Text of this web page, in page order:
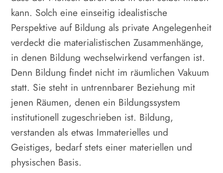
kann. Solch eine einseitig idealistische
Perspektive auf Bildung als private Angelegenheit
verdeckt die materialistischen Zusammenhänge,
in denen Bildung wechselwirkend verfangen ist.
Denn Bildung findet nicht im räumlichen Vakuum
statt. Sie steht in untrennbarer Beziehung mit
jenen Räumen, denen ein Bildungssystem
institutionell zugeschrieben ist. Bildung,
verstanden als etwas Immaterielles und
Geistiges, bedarf stets einer materiellen und
physischen Basis.